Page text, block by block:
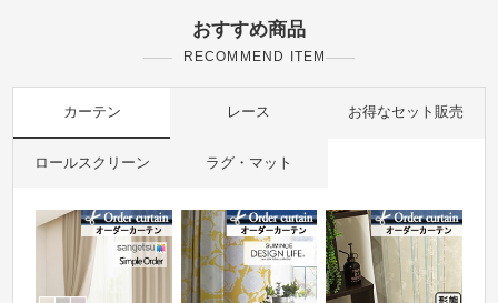
おすすめ商品
RECOMMEND ITEM
カーテン レース お得なセット販売
ロールスクリーン ラグ・マット